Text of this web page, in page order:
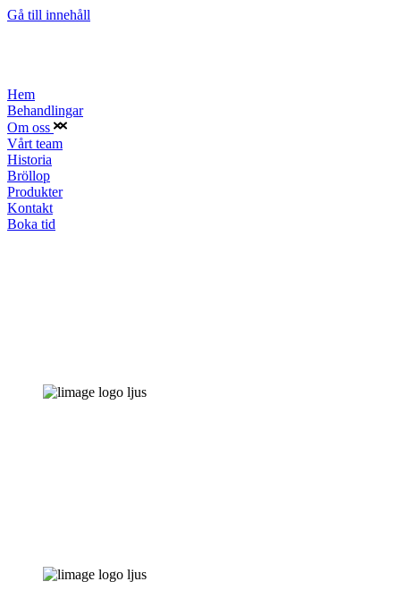
Gå till innehåll
Hem
Behandlingar
Om oss
Vårt team
Historia
Bröllop
Produkter
Kontakt
Boka tid